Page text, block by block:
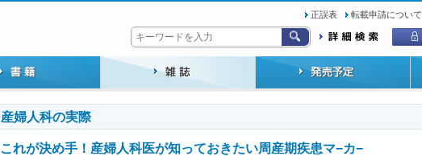
正誤表 転載申請について
産婦人科の実際
これが決め手！産婦人科医が知っておきたい周産期疾患マ−カ−